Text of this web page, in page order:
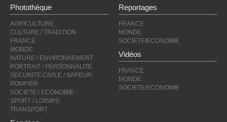
Photothèque
AGRICULTURE
CULTURE / TRADITION
FRANCE
MONDE
NATURE / ENVIRONNEMENT
PORTRAIT / PERSONNALITE
SECURITE CIVILE / SAPEUR-
POMPIER
SOCIETE / ECONOMIE
SPORT / LOISIRS
TRANSPORT
Reportages
FRANCE
MONDE
SOCIETE/ECONOMIE
Vidéos
FRANCE
MONDE
SOCIETE/ECONOMIE